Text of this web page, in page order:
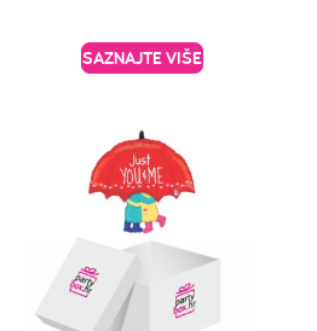
SAZNAJTE VIŠE